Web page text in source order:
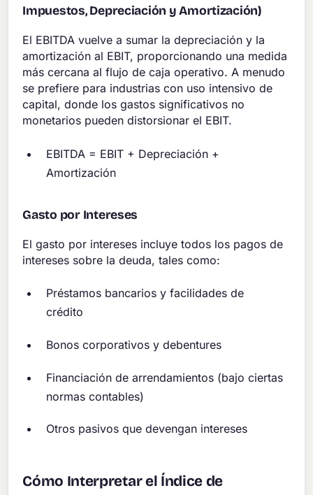
Impuestos, Depreciación y Amortización)
El EBITDA vuelve a sumar la depreciación y la
amortización al EBIT, proporcionando una medida
más cercana al flujo de caja operativo. A menudo
se prefiere para industrias con uso intensivo de
capital, donde los gastos significativos no
monetarios pueden distorsionar el EBIT.
EBITDA = EBIT + Depreciación +
Amortización
Gasto por Intereses
El gasto por intereses incluye todos los pagos de
intereses sobre la deuda, tales como:
Préstamos bancarios y facilidades de
crédito
Bonos corporativos y debentures
Financiación de arrendamientos (bajo ciertas
normas contables)
Otros pasivos que devengan intereses
Cómo Interpretar el Índice de